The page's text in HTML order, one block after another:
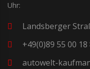
Uhr:
Landsberger
+49(0)89 55 00 18
autowelt-